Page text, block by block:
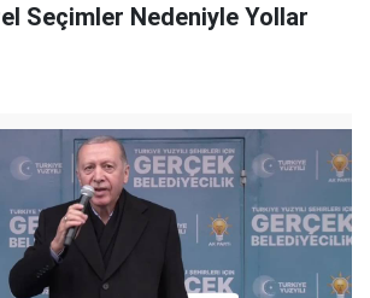
Seçimler Nedeniyle Yollar